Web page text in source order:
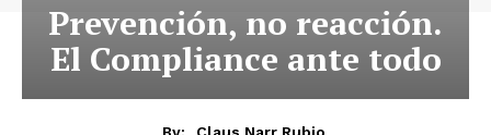
Prevención, no reacción.
El Compliance ante todo
By:
Claus Narr Rubio